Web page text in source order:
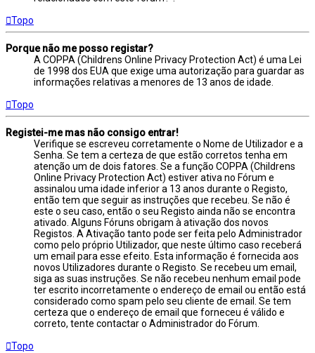
Topo
Porque não me posso registar?
A COPPA (Childrens Online Privacy Protection Act) é uma Lei
de 1998 dos EUA que exige uma autorização para guardar as
informações relativas a menores de 13 anos de idade.
Topo
Registei-me mas não consigo entrar!
Verifique se escreveu corretamente o Nome de Utilizador e a
Senha. Se tem a certeza de que estão corretos tenha em
atenção um de dois fatores. Se a função COPPA (Childrens
Online Privacy Protection Act) estiver ativa no Fórum e
assinalou uma idade inferior a 13 anos durante o Registo,
então tem que seguir as instruções que recebeu. Se não é
este o seu caso, então o seu Registo ainda não se encontra
ativado. Alguns Fóruns obrigam à ativação dos novos
Registos. A Ativação tanto pode ser feita pelo Administrador
como pelo próprio Utilizador, que neste último caso receberá
um email para esse efeito. Esta informação é fornecida aos
novos Utilizadores durante o Registo. Se recebeu um email,
siga as suas instruções. Se não recebeu nenhum email pode
ter escrito incorretamente o endereço de email ou então está
considerado como spam pelo seu cliente de email. Se tem
certeza que o endereço de email que forneceu é válido e
correto, tente contactar o Administrador do Fórum.
Topo